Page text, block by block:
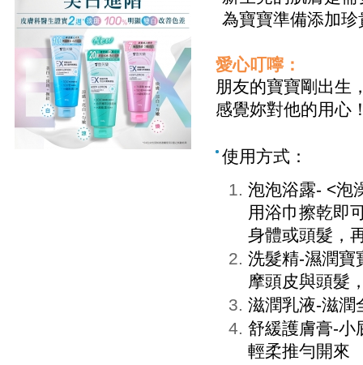
為寶寶準備添加
愛心叮嚀：
朋友的寶寶剛出生
感覺妳對他的用心
使用方式：
泡泡浴露- <泡
用浴巾擦乾即
身體或頭髮，
洗髮精-濕潤寶
摩頭皮與頭髮
滋潤乳液-滋潤
舒緩護膚膏-小
輕柔推勻開來